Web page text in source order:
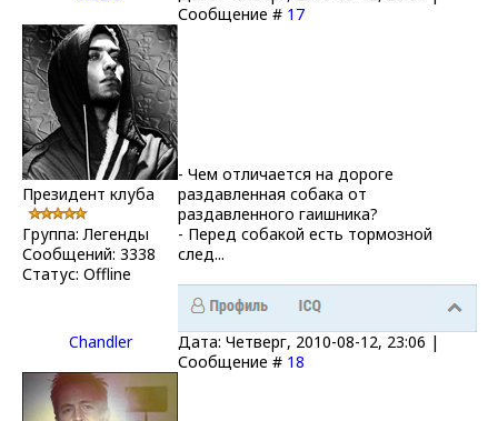
Сообщение # 17
Президент клуба
Группа: Легенды
Сообщений: 3338
Статус: Offline
- Чем отличается на дороге
раздавленная собака от
раздавленного гаишника?
- Перед собакой есть тормозной
след...
Chandler
Дата: Четверг, 2010-08-12, 23:06 |
Сообщение # 18